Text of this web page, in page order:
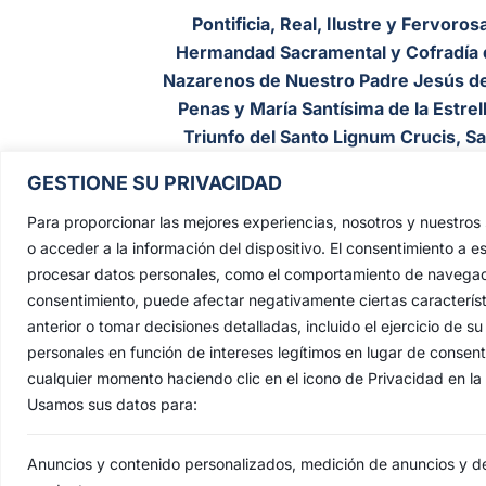
GESTIONE SU PRIVACIDAD
Para proporcionar las mejores experiencias, nosotros y
o acceder a la información del dispositivo. El consentimiento a
procesar datos personales, como el comportamiento de
consentimiento, puede afectar negativamente ciertas
anterior o tomar decisiones detalladas, incluido el ejercicio de
personales en función de intereses legítimos en lugar de
cualquier momento haciendo clic en el icono de Privacidad en
Usamos sus datos para:
Anuncios y contenido personalizados, medición de anuncios y
Pontificia, Real, Ilustre y
Hermandad Sacramental y Cofradía
Nazarenos de Nuestro Padre Jesús
Penas y María Santísima de la
Triunfo del Santo Lignum Crucis,
Capilla: C. San Jacinto, 41
Casa Hermandad: C/ Jesús de las
41010 Sevilla